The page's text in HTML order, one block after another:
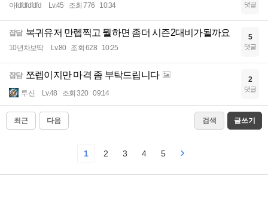
아fdfdfdfdfd Lv.45 조회 776 10:34 댓글
잡담 복귀유저 만렙찍고 뭘하면 좀더 시즌2대비가될까요
10년차보딱 Lv.80 조회 628 10:25
5
댓글
잡담 쪼렙이지만 마격 좀 부탁드립니다
투신 Lv.48 조회 320 09:14
2
댓글
최근 다음 검색 글쓰기
1 2 3 4 5